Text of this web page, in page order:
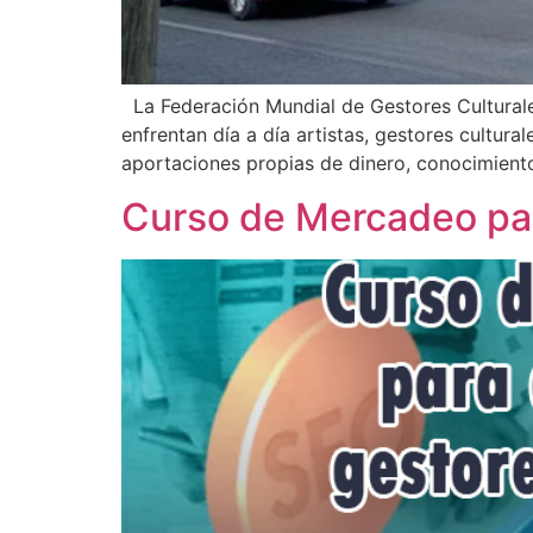
La Federación Mundial de Gestores
enfrentan día a día artistas, gestores
aportaciones propias de dinero,
Curso de Mercadeo